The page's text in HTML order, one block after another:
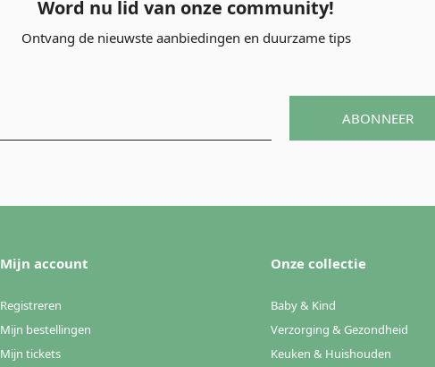
Word nu lid van onze community!
Ontvang de nieuwste aanbiedingen en duurzame tips
ABONNEER
Mijn account
Registreren
Mijn bestellingen
Mijn tickets
Onze collectie
Baby & Kind
Verzorging & Gezondheid
Keuken & Huishouden